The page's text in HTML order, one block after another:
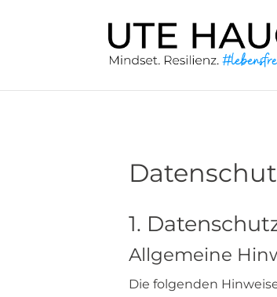
1.
Allgemeine
Die folgenden